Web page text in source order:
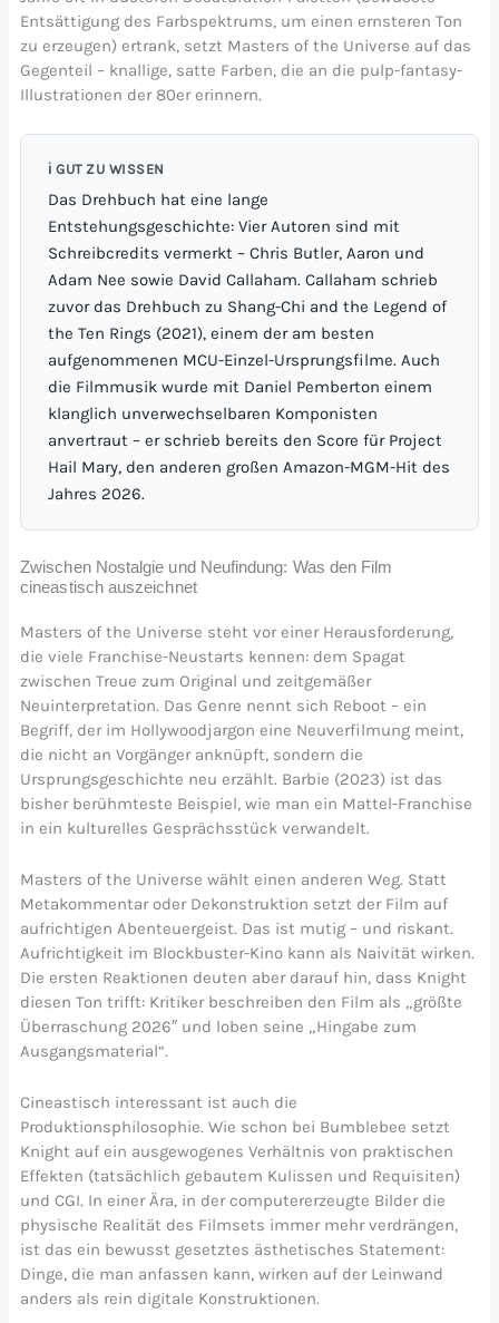
Entsättigung des Farbspektrums, um einen ernsteren Ton
zu erzeugen) ertrank, setzt Masters of the Universe auf das
Gegenteil – knallige, satte Farben, die an die pulp-fantasy-
Illustrationen der 80er erinnern.
ℹ️ GUT ZU WISSEN
Das Drehbuch hat eine lange
Entstehungsgeschichte: Vier Autoren sind mit
Schreibcredits vermerkt – Chris Butler, Aaron und
Adam Nee sowie David Callaham. Callaham schrieb
zuvor das Drehbuch zu Shang-Chi and the Legend of
the Ten Rings (2021), einem der am besten
aufgenommenen MCU-Einzel-Ursprungsfilme. Auch
die Filmmusik wurde mit Daniel Pemberton einem
klanglich unverwechselbaren Komponisten
anvertraut – er schrieb bereits den Score für Project
Hail Mary, den anderen großen Amazon-MGM-Hit des
Jahres 2026.
Zwischen Nostalgie und Neufindung: Was den Film
cineastisch auszeichnet
Masters of the Universe steht vor einer Herausforderung,
die viele Franchise-Neustarts kennen: dem Spagat
zwischen Treue zum Original und zeitgemäßer
Neuinterpretation. Das Genre nennt sich Reboot – ein
Begriff, der im Hollywoodjargon eine Neuverfilmung meint,
die nicht an Vorgänger anknüpft, sondern die
Ursprungsgeschichte neu erzählt. Barbie (2023) ist das
bisher berühmteste Beispiel, wie man ein Mattel-Franchise
in ein kulturelles Gesprächsstück verwandelt.
Masters of the Universe wählt einen anderen Weg. Statt
Metakommentar oder Dekonstruktion setzt der Film auf
aufrichtigen Abenteuergeist. Das ist mutig – und riskant.
Aufrichtigkeit im Blockbuster-Kino kann als Naivität wirken.
Die ersten Reaktionen deuten aber darauf hin, dass Knight
diesen Ton trifft: Kritiker beschreiben den Film als „größte
Überraschung 2026″ und loben seine „Hingabe zum
Ausgangsmaterial“.
Cineastisch interessant ist auch die
Produktionsphilosophie. Wie schon bei Bumblebee setzt
Knight auf ein ausgewogenes Verhältnis von praktischen
Effekten (tatsächlich gebautem Kulissen und Requisiten)
und CGI. In einer Ära, in der computererzeugte Bilder die
physische Realität des Filmsets immer mehr verdrängen,
ist das ein bewusst gesetztes ästhetisches Statement:
Dinge, die man anfassen kann, wirken auf der Leinwand
anders als rein digitale Konstruktionen.